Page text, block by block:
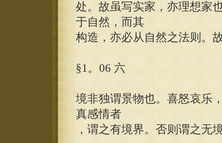
处。故虽写实家，亦理想家
于自然，而其
构造，亦必从自然之法则。
§1。06 六
境非独谓景物也。喜怒哀乐
真感情者
，谓之有境界。否则谓之无